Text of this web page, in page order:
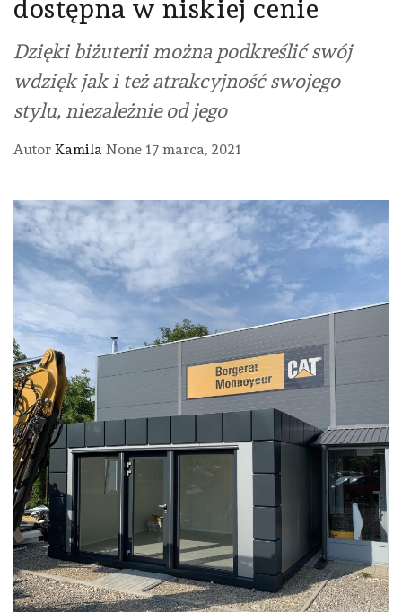
dostępna w niskiej cenie
Dzięki biżuterii można podkreślić swój
wdzięk jak i też atrakcyjność swojego
stylu, niezależnie od jego
Autor Kamila None 17 marca, 2021